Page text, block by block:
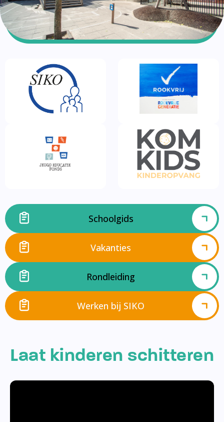
Schoolgids
Vakanties
Rondleiding
Werken bij SIKO
Laat kinderen schitteren